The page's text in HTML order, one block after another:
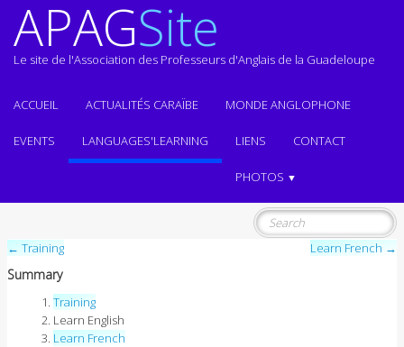
APAGSite
Le site de l'Association des Professeurs d'Anglais de la Guadeloupe
ACCUEIL ACTUALITÉS CARAÏBE MONDE ANGLOPHONE
EVENTS LANGUAGES'LEARNING LIENS CONTACT
PHOTOS ▼
← Training Learn French →
Summary
Training
Learn English
Learn French